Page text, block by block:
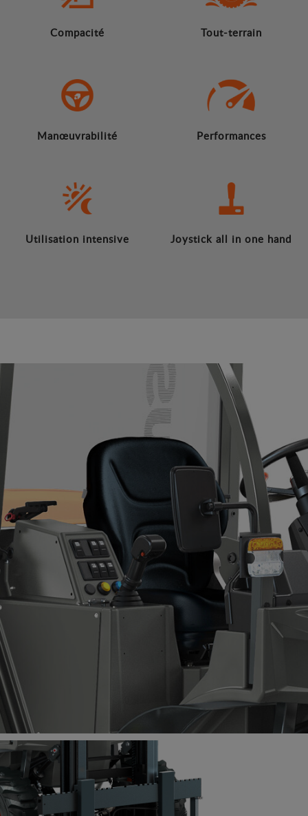
Compacité Tout-terrain
Manœuvrabilité Performances
Utilisation intensive Joystick all in one hand